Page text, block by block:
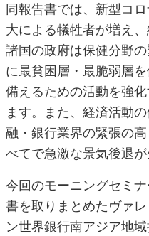
同報告書では、新型コ
大による犠牲者が増え
諸国の政府は保健分野
に最貧困層・最脆弱層
備えるための活動を強
ます。また、経済活動
融・銀行業界の緊張の
べてで急激な景気後退が
今回のモーニングセミ
書を取りまとめたヴァ
ン世界銀行南アジア地